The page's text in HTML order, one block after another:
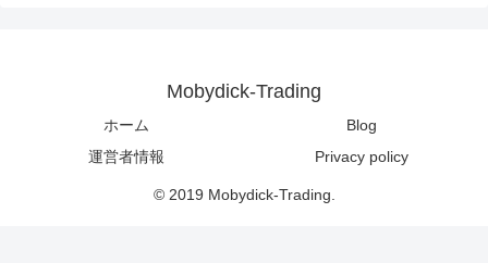
Mobydick-Trading
ホーム
Blog
運営者情報
Privacy policy
© 2019 Mobydick-Trading.